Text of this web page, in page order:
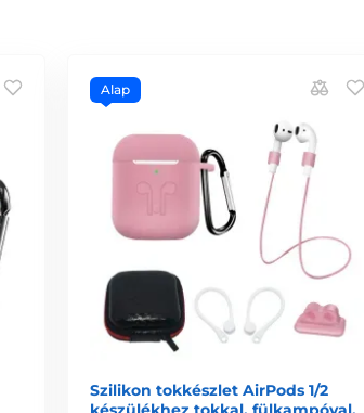
Alap
Szilikon tokkészlet AirPods 1/2